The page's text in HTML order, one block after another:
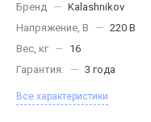
Бренд — Kalashnikov
Напряжение, В
— 220 В
Вес, кг — 16
Гарантия:
— 3 года
Все характеристики